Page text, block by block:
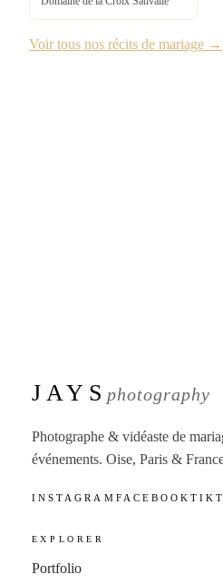
Voir tous nos récits de mariage →
JAYS photography
Photographe & vidéaste de
événements. Oise, Paris &
INSTAGRAM FACEBOOK
EXPLORER
Portfolio